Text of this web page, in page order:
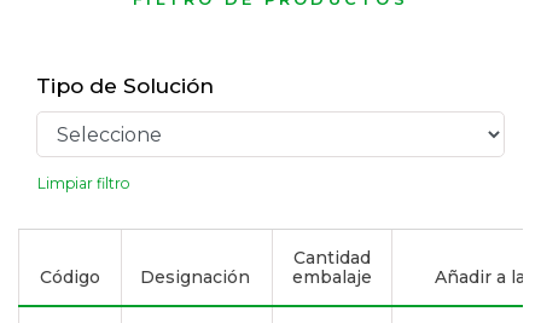
Tipo de Solución
Limpiar filtro
Código Designación
Cantidad
embalaje
Añadir a la